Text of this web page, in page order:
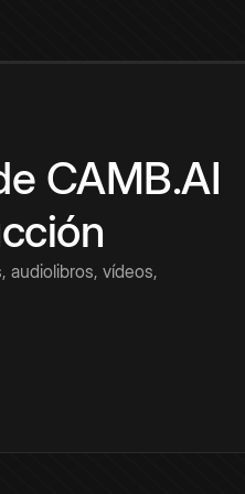
CAMB.AI
audiolibros, vídeos,